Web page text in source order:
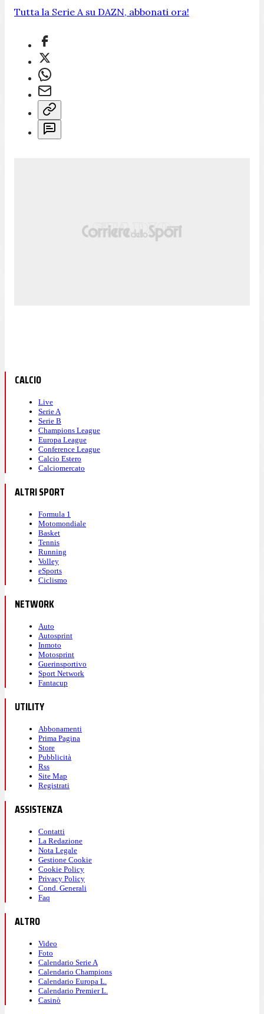
Tutta la Serie A su DAZN, abbonati ora!
CALCIO
Live
Serie A
Serie B
Champions League
Europa League
Conference League
Calcio Estero
Calciomercato
ALTRI SPORT
Formula 1
Motomondiale
Basket
Tennis
Running
Volley
eSports
Ciclismo
NETWORK
Auto
Autosprint
Inmoto
Motosprint
Guerinsportivo
Sport Network
Fantacup
UTILITY
Abbonamenti
Prima Pagina
Store
Pubblicità
Rss
Site Map
Registrati
ASSISTENZA
Contatti
La Redazione
Nota Legale
Gestione Cookie
Cookie Policy
Privacy Policy
Cond. Generali
Faq
ALTRO
Video
Foto
Calendario Serie A
Calendario Champions
Calendario Europa L.
Calendario Premier L.
Casinò